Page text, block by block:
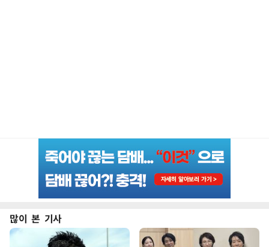
많이 본 기사